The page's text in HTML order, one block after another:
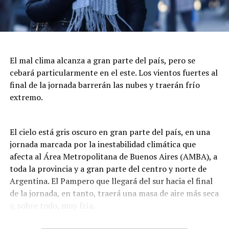
El mal clima alcanza a gran parte del país, pero se
cebará particularmente en el este. Los vientos fuertes al
final de la jornada barrerán las nubes y traerán frío
extremo.
El cielo está gris oscuro en gran parte del país, en una
jornada marcada por la inestabilidad climática que
afecta al Área Metropolitana de Buenos Aires (AMBA), a
toda la provincia y a gran parte del centro y norte de
Argentina. El Pampero que llegará del sur hacia el final
de la jornada, en tanto, traerá una masa de aire más seca
y, sobre todo, muy fría.